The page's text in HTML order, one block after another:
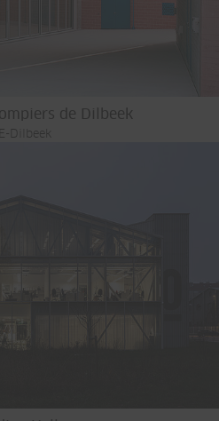
de Dilbeek
Dilbeek